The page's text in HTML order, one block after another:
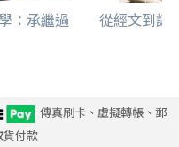
：承繼過 從經文到講
傳真刷卡、虛擬轉帳、郵
貨付款